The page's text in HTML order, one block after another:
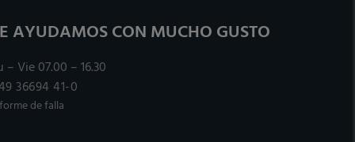
AYUDAMOS CON MUCHO GUSTO
– Vie 07.00 – 16.30
36694 41-0
de falla